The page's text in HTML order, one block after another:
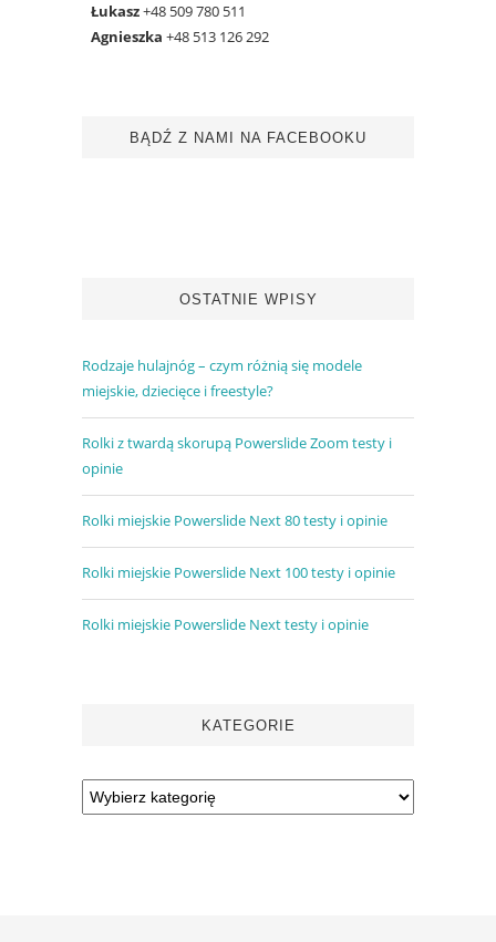
Łukasz+48 509 780 511
Agnieszka +48 513 126 292
BĄDŹ Z NAMI NA FACEBOOKU
OSTATNIE WPISY
Rodzaje hulajnóg – czym różnią się modele
miejskie, dziecięce i freestyle?
Rolki z twardą skorupą Powerslide Zoom testy i
opinie
Rolki miejskie Powerslide Next 80 testy i opinie
Rolki miejskie Powerslide Next 100 testy i opinie
Rolki miejskie Powerslide Next testy i opinie
KATEGORIE